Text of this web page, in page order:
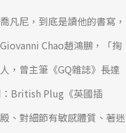
凡尼，到底是讀他的書寫，
Chao趙鴻鵬，「掬
，曾主筆《GQ雜誌》長達
British Plug《英國插
、對細節有敏感體質、著迷